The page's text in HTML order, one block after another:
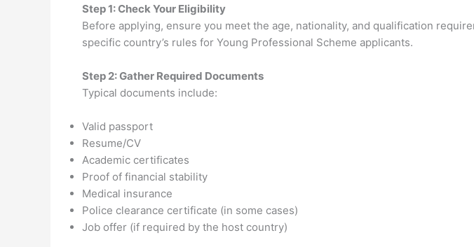
Step 1: Check Your Eligibility
Before applying, ensure you meet the age, nationality, and qualification
specific country’s rules for Young Professional Scheme applicants.
Step 2: Gather Required Documents
Typical documents include:
Valid passport
Resume/CV
Academic certificates
Proof of financial stability
Medical insurance
Police clearance certificate (in some cases)
Job offer (if required by the host country)